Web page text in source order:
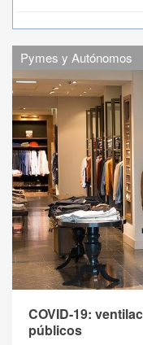
Pymes y Autónomos
COVID-19:
públicos